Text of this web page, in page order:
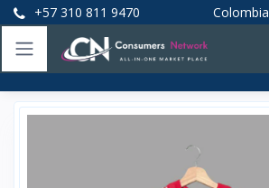
+57 310 811 9470 Colombia